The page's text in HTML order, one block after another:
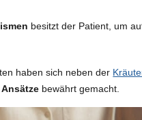
besitzt der Patient, um
haben sich neben der
bewährt gemacht.